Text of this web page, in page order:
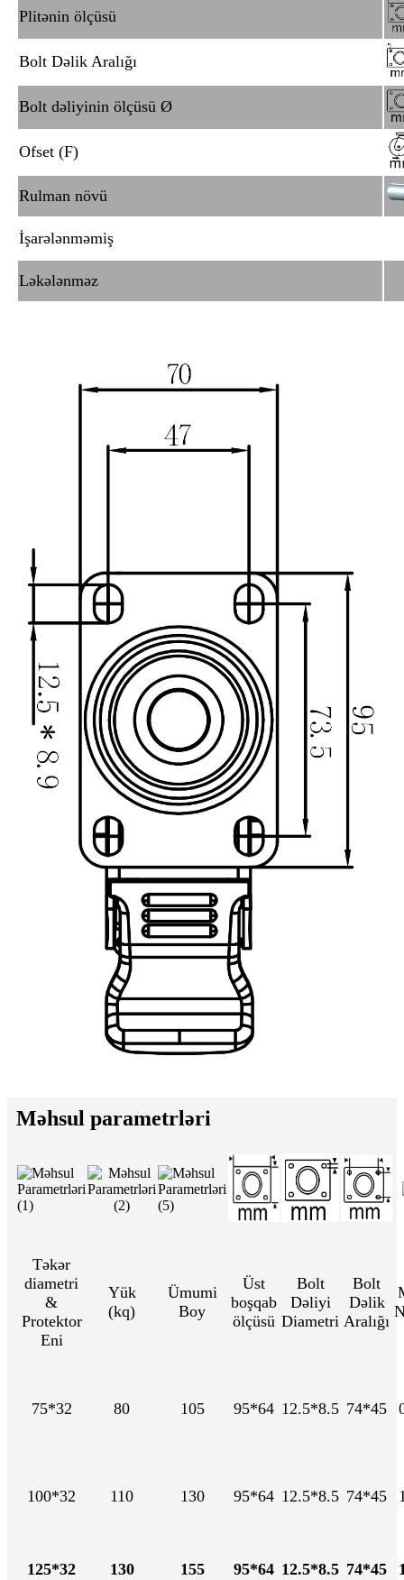
Plitənin ölçüsü
Bolt Dəlik Aralığı
Bolt dəliyinin ölçüsü Ø
Ofset (F)
Rulman növü
İşarələnməmiş
Ləkələnməz
Məhsul parametrləri
Təkər
diametri
&
Protektor
Eni
Yük
(kq)
Ümumi
Boy
Üst
boşqab
ölçüsü
Bolt
Dəliyi
Diametri
Bolt
Dəlik
Aralığı
75*32 80 105 95*64 12.5*8.5 74*45
100*32 110 130 95*64 12.5*8.5 74*45
125*32 130 155 95*64 12.5*8.5 74*45